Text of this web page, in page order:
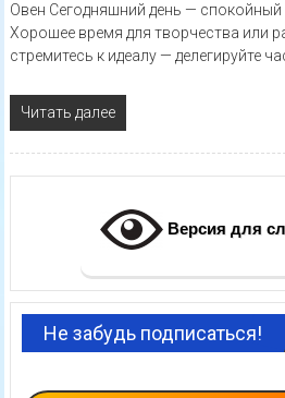
Овен Сегодняшний день — спокойный
Хорошее время для творчества или
стремитесь к идеалу — делегируйте
Читать далее
Версия для
Не забудь подписаться!